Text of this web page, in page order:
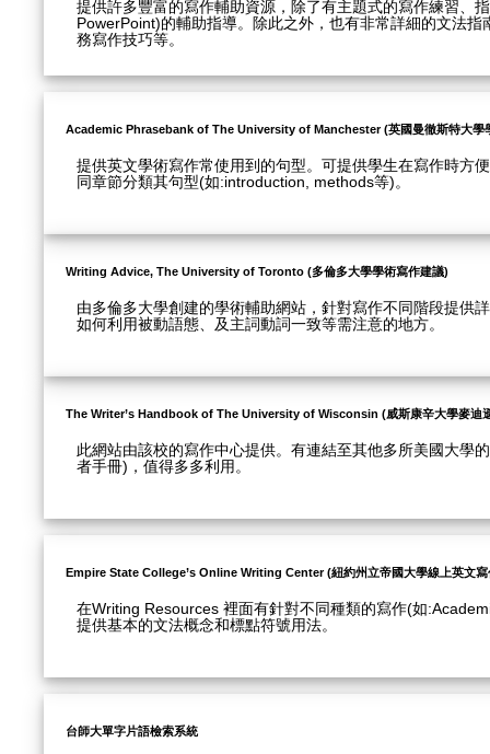
提供許多豐富的寫作輔助資源，除了有主題式的寫作練習、
PowerPoint)的輔助指導。除此之外，也有非常詳細的文法
務寫作技巧等。
Academic Phrasebank of The University of Manchester (英國曼徹斯特大學
提供英文學術寫作常使用到的句型。可提供學生在寫作時方
同章節分類其句型(如:introduction, methods等)。
Writing Advice, The University of Toronto (多倫多大學學術寫作建議)
由多倫多大學創建的學術輔助網站，針對寫作不同階段提供
如何利用被動語態、及主詞動詞一致等需注意的地方。
The Writer’s Handbook of The University of Wisconsin (威斯康辛大學麥迪
此網站由該校的寫作中心提供。有連結至其他多所美國大學
者手冊)，值得多多利用。
Empire State College’s Online Writing Center (紐約州立帝國大學線上英文寫
在Writing Resources 裡面有針對不同種類的寫作(如
提供基本的文法概念和標點符號用法。
台師大單字片語檢索系統